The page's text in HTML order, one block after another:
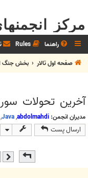
مرکز
راهنما Rules
صفحه اول تالار
بخش جنگ
آخرين تحولات
مدیران انجمن: abdolmahdi
,
Java
,
ارسال پست
461 قبلی